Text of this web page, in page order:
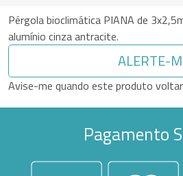
Pérgola bioclimática PIANA de
alumínio cinza antracite.
ALERTE-
Avise-me quando este produto
Pagamento